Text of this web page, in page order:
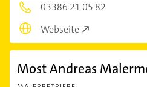
03386 21 05 82
Webseite
Most Andreas